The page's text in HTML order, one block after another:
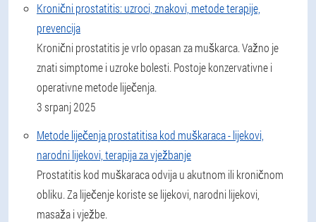
Kronični prostatitis: uzroci, znakovi, metode terapije,
prevencija
Kronični prostatitis je vrlo opasan za muškarca. Važno je
znati simptome i uzroke bolesti. Postoje konzervativne i
operativne metode liječenja.
3 srpanj 2025
Metode liječenja prostatitisa kod muškaraca - lijekovi,
narodni lijekovi, terapija za vježbanje
Prostatitis kod muškaraca odvija u akutnom ili kroničnom
obliku. Za liječenje koriste se lijekovi, narodni lijekovi,
masaža i vježbe.